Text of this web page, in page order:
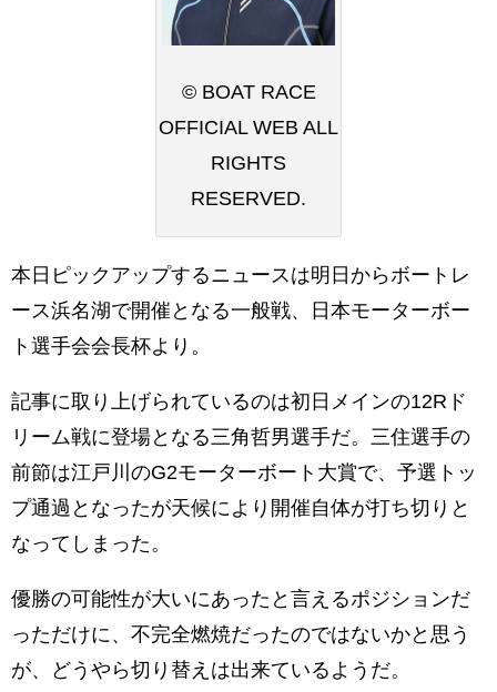
© BOAT RACE
OFFICIAL WEB ALL
RIGHTS
RESERVED.
本日ピックアップするニュースは明日からボートレ
ース浜名湖で開催となる一般戦、日本モーターボー
ト選手会会長杯より。
記事に取り上げられているのは初日メインの12Rド
リーム戦に登場となる三角哲男選手だ。三住選手の
前節は江戸川のG2モーターボート大賞で、予選トッ
プ通過となったが天候により開催自体が打ち切りと
なってしまった。
優勝の可能性が大いにあったと言えるポジションだ
っただけに、不完全燃焼だったのではないかと思う
が、どうやら切り替えは出来ているようだ。